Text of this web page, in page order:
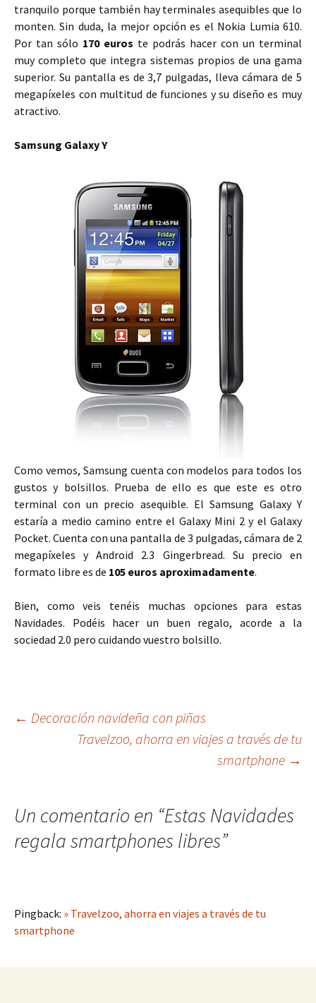
tranquilo porque también hay terminales asequibles que lo
monten. Sin duda, la mejor opción es el Nokia Lumia 610.
Por tan sólo 170 euros te podrás hacer con un terminal
muy completo que integra sistemas propios de una gama
superior. Su pantalla es de 3,7 pulgadas, lleva cámara de 5
megapíxeles con multitud de funciones y su diseño es muy
atractivo.
Samsung Galaxy Y
Como vemos, Samsung cuenta con modelos para todos los
gustos y bolsillos. Prueba de ello es que este es otro
terminal con un precio asequible. El Samsung Galaxy Y
estaría a medio camino entre el Galaxy Mini 2 y el Galaxy
Pocket. Cuenta con una pantalla de 3 pulgadas, cámara de 2
megapíxeles y Android 2.3 Gingerbread. Su precio en
formato libre es de 105 euros aproximadamente.
Bien, como veis tenéis muchas opciones para estas
Navidades. Podéis hacer un buen regalo, acorde a la
sociedad 2.0 pero cuidando vuestro bolsillo.
Navegación
entradas
← Decoración navideña con piñas
Travelzoo, ahorra en viajes a través de tu
smartphone →
Un comentario en “Estas Navidades
regala smartphones libres”
Pingback: » Travelzoo, ahorra en viajes a través de tu
smartphone